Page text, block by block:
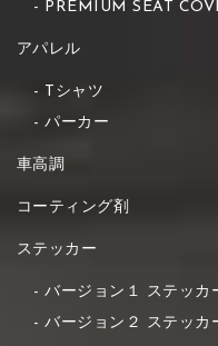
PREMIUM SEAT
アパレル
Tシャツ
パーカー
車高調
コーティング剤
ステッカー
バージョン１ ステッカ
バージョン２ ステッカ